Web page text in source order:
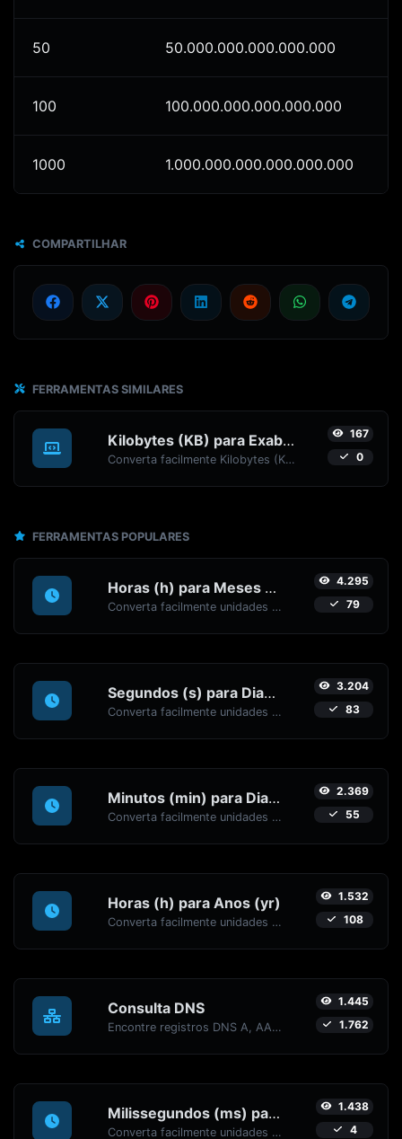
50 50.000.000.000.000.000
100 100.000.000.000.000.000
1000 1.000.000.000.000.000.000
COMPARTILHAR
FERRAMENTAS SIMILARES
Kilobytes (KB) para Exabytes (EB)
Converta facilmente Kilobytes (KB) para Exabytes (EB) com este conversor simples.
167
0
FERRAMENTAS POPULARES
Horas (h) para Meses (mo)
Converta facilmente unidades de tempo de Horas (h) para Meses (mo) com este conversor fácil.
4.295
79
Segundos (s) para Dias (d)
Converta facilmente unidades de tempo de Segundos (s) para Dias (d) com este conversor fácil.
3.204
83
Minutos (min) para Dias (d)
Converta facilmente unidades de tempo de Minutos (min) para Dias (d) com este conversor fácil.
2.369
55
Horas (h) para Anos (yr)
Converta facilmente unidades de tempo de Horas (h) para Anos (yr) com este conversor fácil.
1.532
108
Consulta DNS
Encontre registros DNS A, AAAA, CNAME, MX, NS, TXT, SOA de um host.
1.445
1.762
Milissegundos (ms) para Minutos (min)
Converta facilmente unidades de tempo de Milissegundos (ms) para Minutos (min) com este conversor fácil.
1.438
4